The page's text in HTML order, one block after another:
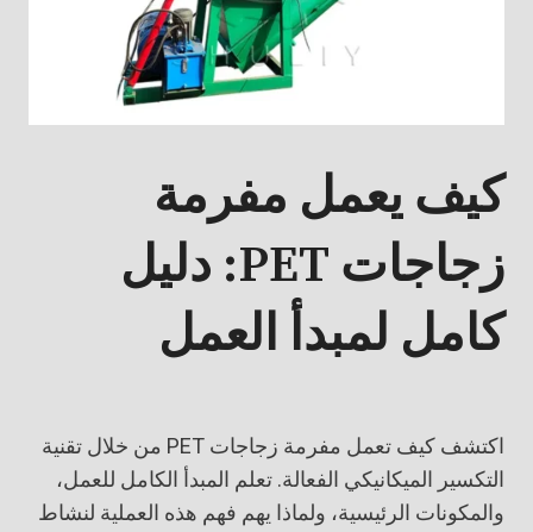
كيف يعمل مفرمة
زجاجات PET: دليل
كامل لمبدأ العمل
اكتشف كيف تعمل مفرمة زجاجات PET من خلال تقنية
التكسير الميكانيكي الفعالة. تعلم المبدأ الكامل للعمل،
والمكونات الرئيسية، ولماذا يهم فهم هذه العملية لنشاط